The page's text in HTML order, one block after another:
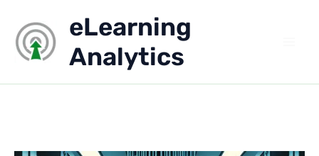
contenu
eLearning
Analytics